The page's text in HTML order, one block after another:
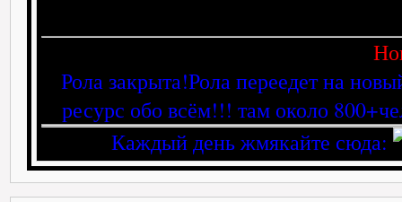
Рола закрыта!Рола переедет на
ресурс обо всём!!! там около
Каждый день жмякайте сюда: